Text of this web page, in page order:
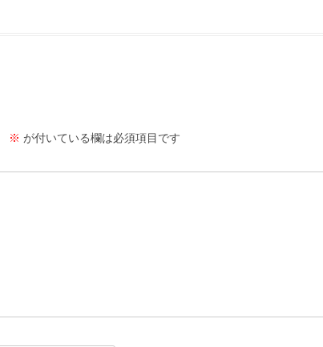
※ が付いている欄は必須項目です